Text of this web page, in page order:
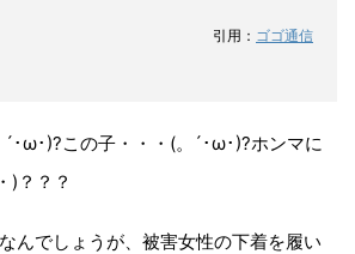
引用： ゴゴ通信
･ω･)?この子・・・(。´･ω･)?ホンマに
)？？？
んでしょうが、被害女性の下着を履い